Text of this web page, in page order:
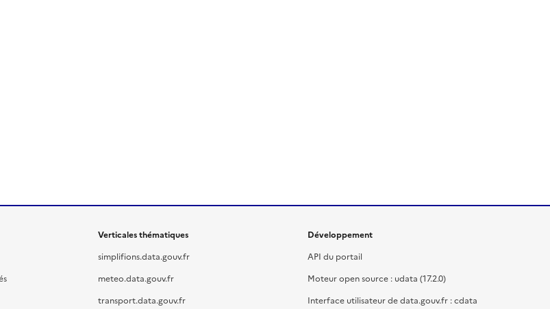
Verticales thématiques
simplifions.data.gouv.fr
meteo.data.gouv.fr
transport.data.gouv.fr
Développement
API du portail
Moteur open source : udata (17.2.0)
Interface utilisateur de data.gouv.fr : cdata